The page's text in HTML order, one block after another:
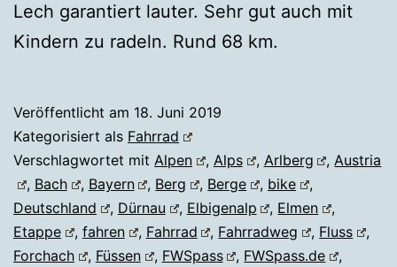
Lech garantiert lauter. Sehr gut auch mit
Kindern zu radeln. Rund 68 km.
Veröffentlicht am 18. Juni 2019
Kategorisiert als Fahrrad
Verschlagwortet mit Alpen , Alps , Arlberg ,Austria
, Bach , Bayern , Berg , Berge , bike
,
Deutschland
, Dürnau , Elbigenalp , Elmen
,
Etappe
, fahren , Fahrrad , Fahrradweg , Fluss
,
Forchach
, Füssen , FWSpass , FWSpass.de
,